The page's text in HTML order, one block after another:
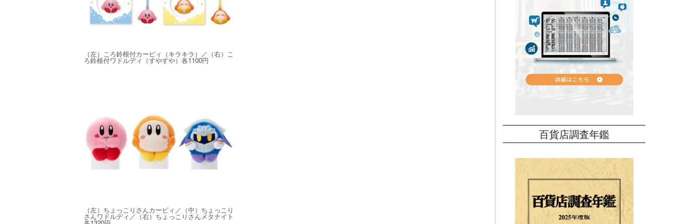
（左）ころ鈴根付カービィ（キラキラ）／（右）こ
ろ鈴根付ワドルディ（すやすや）各1100円
（左）ちょっこりさんカービィ／（中）ちょっこり
さんワドルディ／（右）ちょっこりさんメタナイト
百貨店調査年鑑